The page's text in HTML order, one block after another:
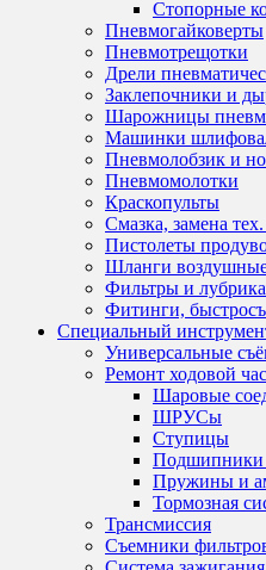
Стопорные
Пневмогайковерты
Пневмотрещотки
Дрели
Заклепочники и
Шарожницы
Машинки
Пневмолобзик и
Пневмомолотки
Краскопульты
Смазка, замена
Пистолеты
Шланги
Фильтры и
Фитинги,
Специальный
Универсальные
Ремонт ходовой
Шаровые
ШРУСы
Ступицы
Подшипники
Пружины и
Тормозная
Трансмиссия
Съемники